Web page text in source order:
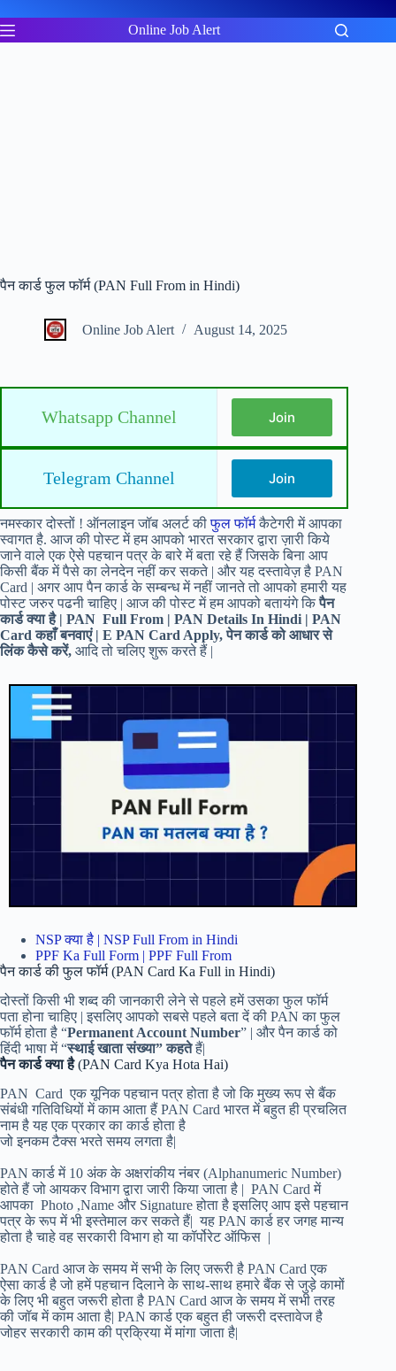
to
content
Online Job Alert
पैन कार्ड फुल फॉर्म (PAN Full From in Hindi)
Online Job Alert August 14, 2025
Whatsapp Channel Join
Telegram Channel Join
नमस्कार दोस्तों ! ऑनलाइन जॉब अलर्ट कीफुल फॉर्मकैटेगरी में आपका
स्वागत है. आज की पोस्ट में हम आपको भारत सरकार द्वारा ज़ारी किये
जाने वाले एक ऐसे पहचान पत्र के बारे में बता रहे हैं जिसके बिना आप
किसी बैंक में पैसे का लेनदेन नहीं कर सकते | और यह दस्तावेज़ है PAN
Card | अगर आप पैन कार्ड के सम्बन्ध में नहीं जानते तो आपको हमारी यह
पोस्ट जरुर पढनी चाहिए | आज की पोस्ट में हम आपको बतायंगे किपैन
कार्ड क्या है | PAN Full From | PAN Details In Hindi | PAN
Card कहाँ बनवाएं | E PAN Card Apply, पेन कार्ड को आधार से
लिंक कैसे करें, आदि तो चलिए शुरू करते हैं |
NSP क्या है | NSP Full From in Hindi
PPF Ka Full Form | PPF Full From
पैन कार्ड की फुल फॉर्म (PAN Card Ka Full in Hindi)
दोस्तों किसी भी शब्द की जानकारी लेने से पहले हमें उसका फुल फॉर्म
पता होना चाहिए | इसलिए आपको सबसे पहले बता दें की PAN का फुल
फॉर्म होता है “Permanent Account Number” | और पैन कार्ड को
हिंदी भाषा में “स्थाई खाता संख्या” कहतेहैं|
पैन कार्ड क्या है(PAN Card Kya Hota Hai)
PAN Card एक यूनिक पहचान पत्र होता है जो कि मुख्य रूप से बैंक
संबंधी गतिविधियों में काम आता हैं PAN Card भारत में बहुत ही प्रचलित
नाम है यह एक प्रकार का कार्ड होता है
जो इनकम टैक्स भरते समय लगता है|
PAN कार्ड में 10 अंक के अक्षरांकीय नंबर (Alphanumeric Number)
होते हैं जो आयकर विभाग द्वारा जारी किया जाता है | PAN Card में
आपका Photo ,Name और Signature होता है इसलिए आप इसे पहचान
पत्र के रूप में भी इस्तेमाल कर सकते हैं| यह PAN कार्ड हर जगह मान्य
होता है चाहे वह सरकारी विभाग हो या कॉर्पोरेट ऑफिस |
PAN Card आज के समय में सभी के लिए जरूरी है PAN Card एक
ऐसा कार्ड है जो हमें पहचान दिलाने के साथ-साथ हमारे बैंक से जुड़े कामों
के लिए भी बहुत जरूरी होता है PAN Card आज के समय में सभी तरह
की जॉब में काम आता है| PAN कार्ड एक बहुत ही जरूरी दस्तावेज है
जोहर सरकारी काम की प्रक्रिया में मांगा जाता है|